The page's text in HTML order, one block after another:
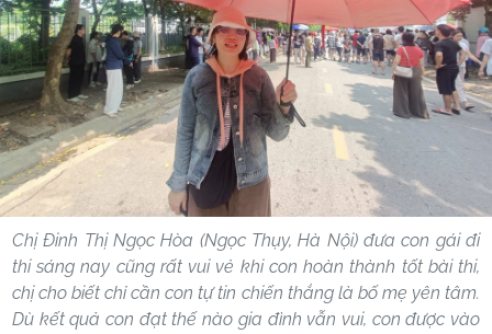
Chị Đinh Thị Ngọc Hòa (Ngọc Thụy, Hà Nội) đưa con gái đi
thi sáng nay cũng rất vui vẻ khi con hoàn thành tốt bài thi,
chị cho biết chỉ cần con tự tin chiến thắng là bố mẹ yên tâm.
Dù kết quả con đạt thế nào gia đình vẫn vui, con được vào